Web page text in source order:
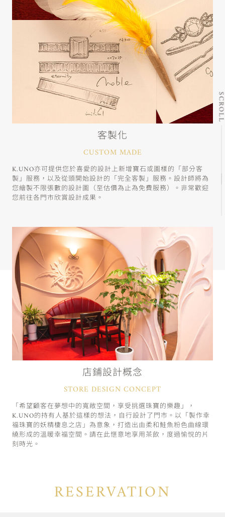
客製化
CUSTOM MADE
K.UNO亦可提供您於喜愛的設計上新增寶石或圖樣的「部分客
製」服務，以及從頭開始設計的「完全客製」服務。設計師將為
您繪製不限張數的設計圖（至估價為止為免費服務）。非常歡迎
您前往各門市欣賞設計成果。
店鋪設計概念
STORE DESIGN CONCEPT
「希望顧客在夢想中的寬敞空間，享受挑選珠寶的樂趣」，
K.UNO的持有人基於這樣的想法，自行設計了門市。以「製作幸
福珠寶的妖精棲息之店」為意象，打造出由柔和鮭魚粉色曲線環
繞形成的溫暖幸福空間。請在此愜意地享用茶飲，度過愉悅的片
刻時光。
RESERVATION